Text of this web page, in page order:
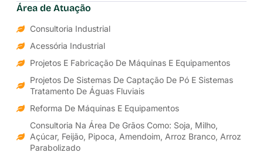
Área de Atuação
Consultoria Industrial
Acessória Industrial
Projetos E Fabricação De Máquinas E Equipamentos
Projetos De Sistemas De Captação De Pó E Sistemas
Tratamento De Águas Fluviais
Reforma De Máquinas E Equipamentos
Consultoria Na Área De Grãos Como: Soja, Milho,
Açúcar, Feijão, Pipoca, Amendoim, Arroz Branco, Arroz
Parabolizado